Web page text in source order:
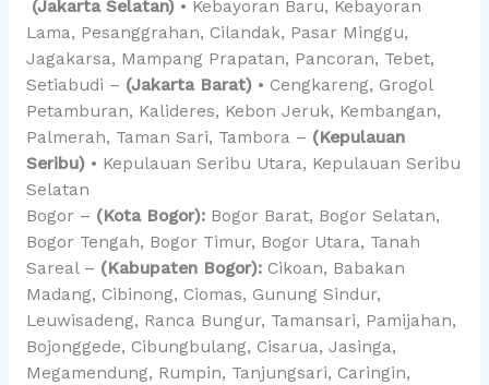
(Jakarta Selatan)• Kebayoran Baru, Kebayoran
Lama, Pesanggrahan, Cilandak, Pasar Minggu,
Jagakarsa, Mampang Prapatan, Pancoran, Tebet,
Setiabudi – (Jakarta Barat)• Cengkareng, Grogol
Petamburan, Kalideres, Kebon Jeruk, Kembangan,
Palmerah, Taman Sari, Tambora – (Kepulauan
Seribu)• Kepulauan Seribu Utara, Kepulauan Seribu
Selatan
Bogor – (Kota Bogor):Bogor Barat, Bogor Selatan,
Bogor Tengah, Bogor Timur, Bogor Utara, Tanah
Sareal – (Kabupaten Bogor): Cikoan, Babakan
Madang, Cibinong, Ciomas, Gunung Sindur,
Leuwisadeng, Ranca Bungur, Tamansari, Pamijahan,
Bojonggede, Cibungbulang, Cisarua, Jasinga,
Megamendung, Rumpin, Tanjungsari, Caringin,